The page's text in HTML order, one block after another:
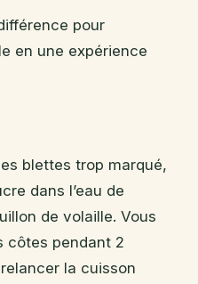
pour
en une expérience
blettes trop marqué,
dans l’eau de
de volaille. Vous
côtes pendant 2
la cuisson